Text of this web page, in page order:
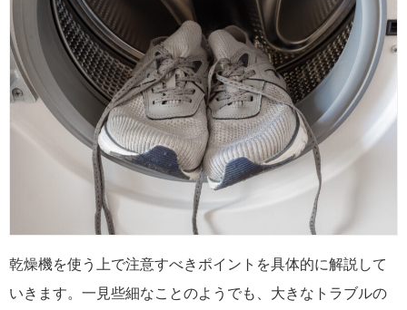
乾燥機を使う上で注意すべきポイントを具体的に解説して
いきます。一見些細なことのようでも、大きなトラブルの